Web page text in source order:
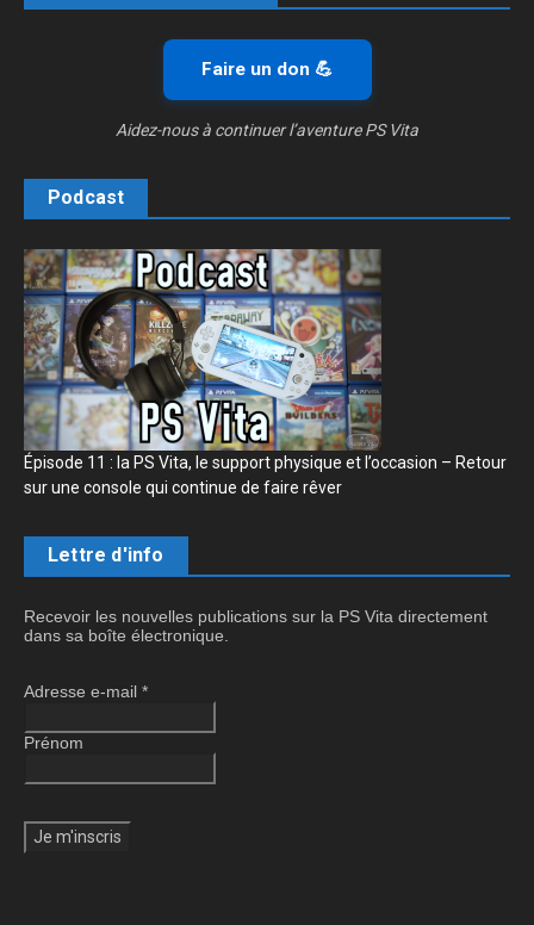
Faire un don 💪
Aidez-nous à continuer l’aventure PS Vita
Podcast
Épisode 11 : la PS Vita, le support physique et l’occasion – Retour
sur une console qui continue de faire rêver
Lettre d'info
Recevoir les nouvelles publications sur la PS Vita directement
dans sa boîte électronique.
Adresse e-mail *
Prénom